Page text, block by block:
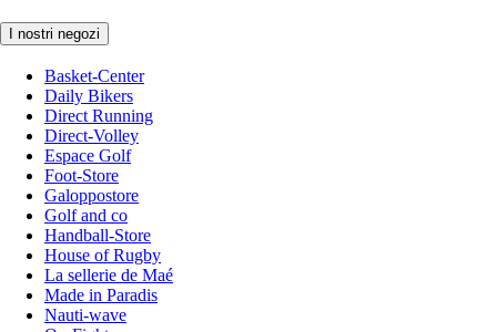
I nostri negozi
Basket-Center
Daily Bikers
Direct Running
Direct-Volley
Espace Golf
Foot-Store
Galoppostore
Golf and co
Handball-Store
House of Rugby
La sellerie de Maé
Made in Paradis
Nauti-wave